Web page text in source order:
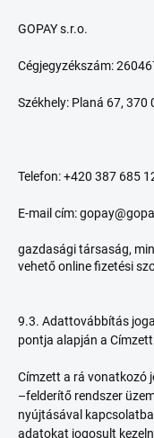
GOPAY s.r.o.
Cégjegyzékszám:
Székhely: Planá 67, 370
Telefon: +420 387 685
E-mail cím:
gazdasági társaság,
vehető online fizetési
9.3. Adattovábbítás
pontja alapján a
Címzett a rá vonatkozó
–felderítő rendszer
nyújtásával
adatokat jogosult